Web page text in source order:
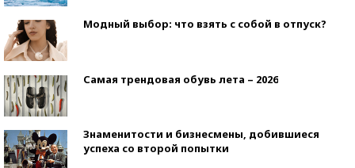
Модный выбор: что взять с собой в отпуск?
Самая трендовая обувь лета – 2026
Знаменитости и бизнесмены, добившиеся
успеха со второй попытки